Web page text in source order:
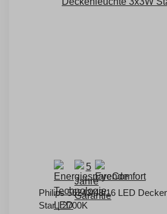
Philips 56243/48/16 LED
Star | 2700K